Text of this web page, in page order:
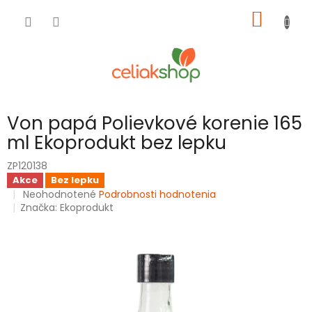
KOŠÍK
Von papá Polievkové korenie 165
ml Ekoprodukt bez lepku
ZP120138
Akce Bez lepku
Priemerné
hodnotenie
Neohodnotené Podrobnosti hodnotenia
Značka:Ekoprodukt